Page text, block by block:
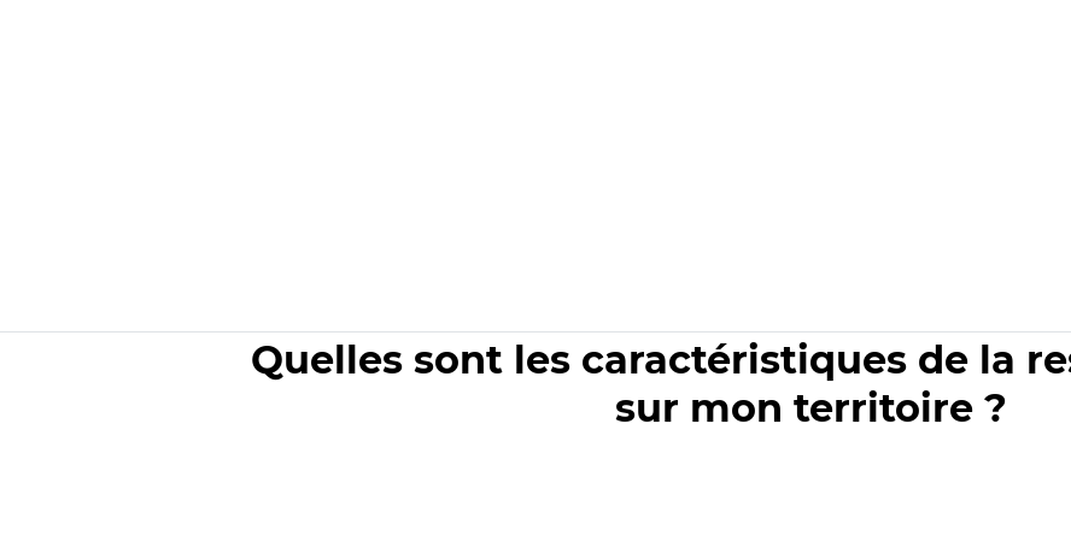
Quelles sont les caractéristiques de la
sur mon territoire ?